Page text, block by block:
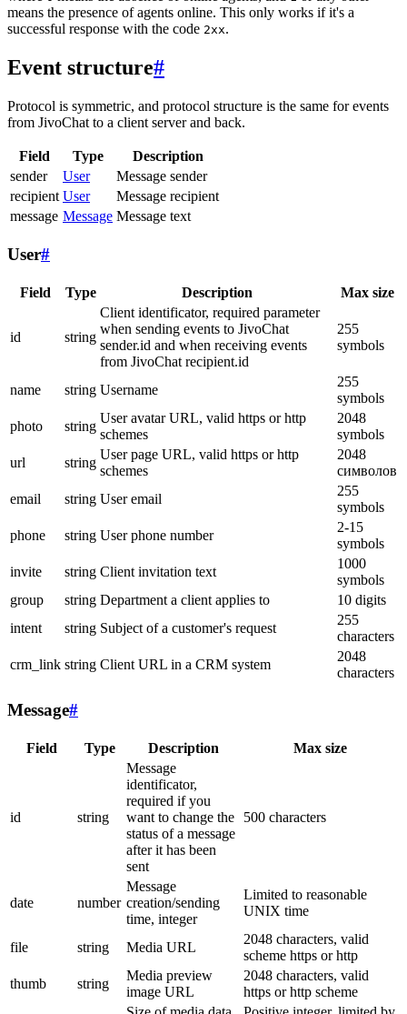
means the presence of agents online. This only works if it's a
successful response with the code 2xx.
Event structure#
Protocol is symmetric, and protocol structure is the same for events
from JivoChat to a client server and back.
Field Type
Description
sender
User
Message sender
recipient User
Message recipient
message Message Message text
User#
Field Type Description Max size
id string
Client identificator, required parameter
when sending events to JivoChat
sender.id and when receiving events
from JivoChat recipient.id
255
symbols
name string Username
255
symbols
photo
string
User avatar URL, valid https or http
schemes
2048
symbols
url
string
User page URL, valid https or http
schemes
2048
символов
email
string User email
255
symbols
phone
string User phone number
2-15
symbols
invite
string Client invitation text
1000
symbols
group
string Department a client applies to
10 digits
intent
string Subject of a customer's request
255
characters
crm_link string Client URL in a CRM system
2048
characters
Message#
Field Type Description Max size
id string
Message
identificator,
required if you
want to change the
status of a message
after it has been
sent
500 characters
date number
Message
creation/sending
time, integer
Limited to reasonable
UNIX time
file string Media URL
2048 characters, valid
scheme https or http
thumb
string
Media preview
image URL
2048 characters, valid
https or http scheme